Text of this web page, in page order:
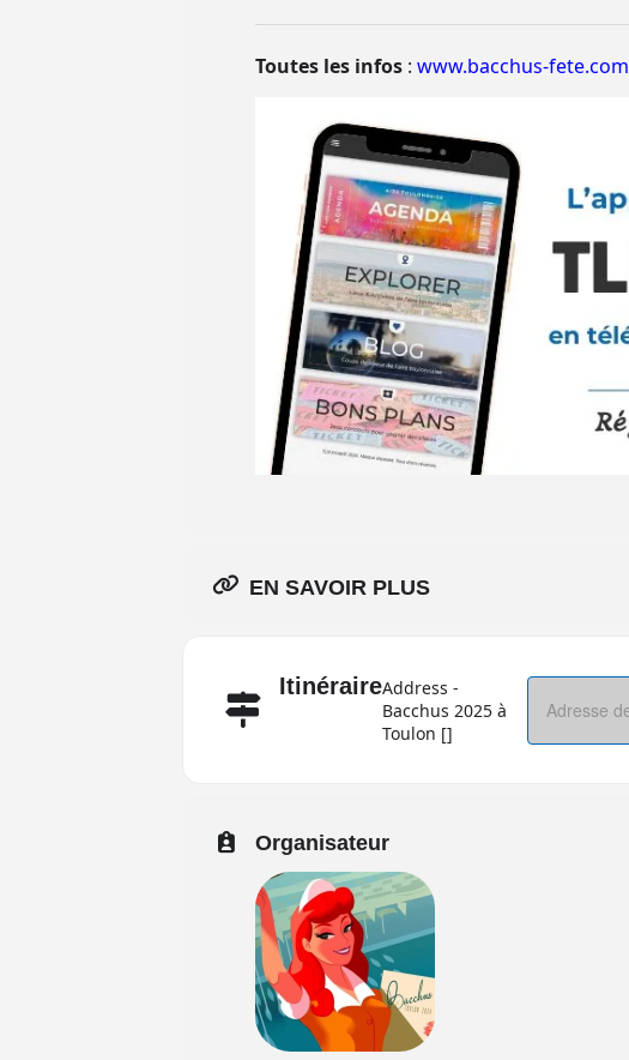
Toutes les infos : www.bacchus-fete.com
EN SAVOIR PLUS
ItinéraireAddress -
Bacchus 2025 à
Toulon []
Organisateur